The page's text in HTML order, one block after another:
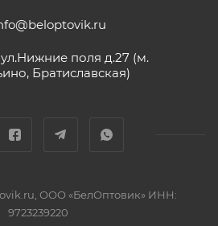
поля д.27 (м.
Братиславская)
ООО «БелОптовик» ИНН:
9723239220